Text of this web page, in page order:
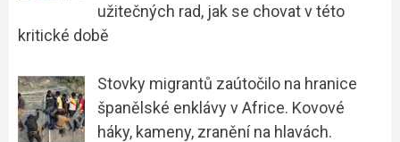
užitečných rad, jak se chovat v této
kritické době
Stovky migrantů zaútočilo na hranice
španělské enklávy v Africe. Kovové
háky, kameny, zranění na hlavách.